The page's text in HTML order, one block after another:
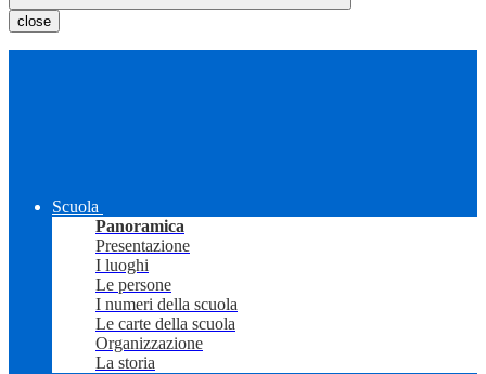
close
Scuola
Panoramica
Presentazione
I luoghi
Le persone
I numeri della scuola
Le carte della scuola
Organizzazione
La storia